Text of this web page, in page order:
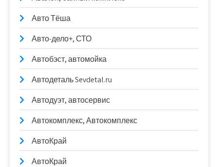
Авто Тёша
Авто-дело+, СТО
Автобэст, автомойка
Автодеталь Sevdetal.ru
Автодуэт, автосервис
Автокомплекс, Автокомплекс
АвтоКрай
АвтоКрай